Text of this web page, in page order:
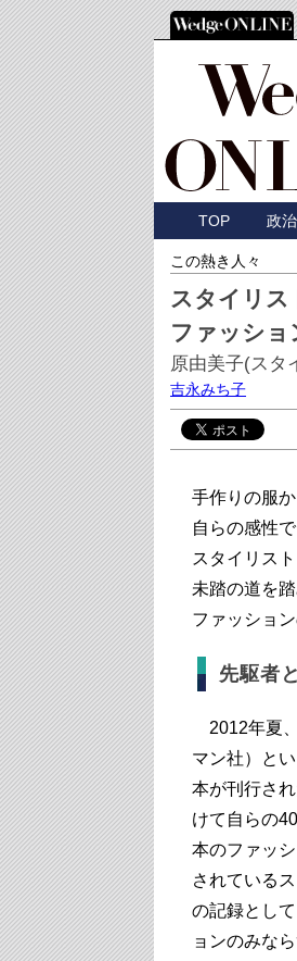
TOP 政
この熱き人々
スタイリス
ファッショ
原由美子(スタ
吉永みち子
手作りの服
自らの感性
スタイリス
未踏の道を
ファッショ
先駆者
2012年夏、
マン社）と
本が刊行さ
けて自らの
本のファッ
されている
の記録とし
ョンのみな